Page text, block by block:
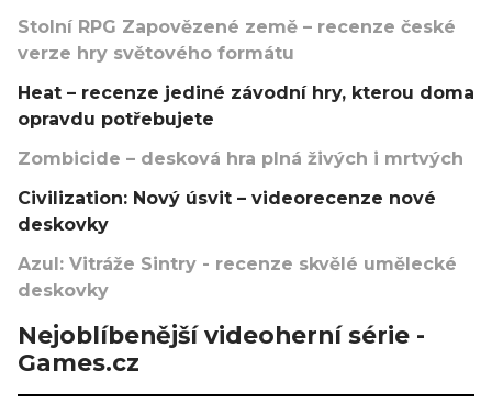
Stolní RPG Zapovězené země – recenze české
verze hry světového formátu
Heat – recenze jediné závodní hry, kterou doma
opravdu potřebujete
Zombicide – desková hra plná živých i mrtvých
Civilization: Nový úsvit – videorecenze nové
deskovky
Azul: Vitráže Sintry - recenze skvělé umělecké
deskovky
Nejoblíbenější videoherní série -
Games.cz